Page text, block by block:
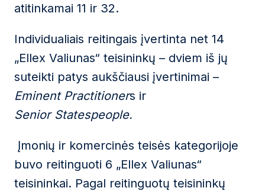
atitinkamai 11 ir 32.
Individualiais reitingais įvertinta net 14
„Ellex Valiunas“ teisininkų – dviem iš jų
suteikti patys aukščiausi įvertinimai –
Eminent Practitioners ir
Senior Statespeople.
Įmonių ir komercinės teisės kategorijoje
buvo reitinguoti 6 „Ellex Valiunas“
teisininkai. Pagal reitinguotų teisininkų